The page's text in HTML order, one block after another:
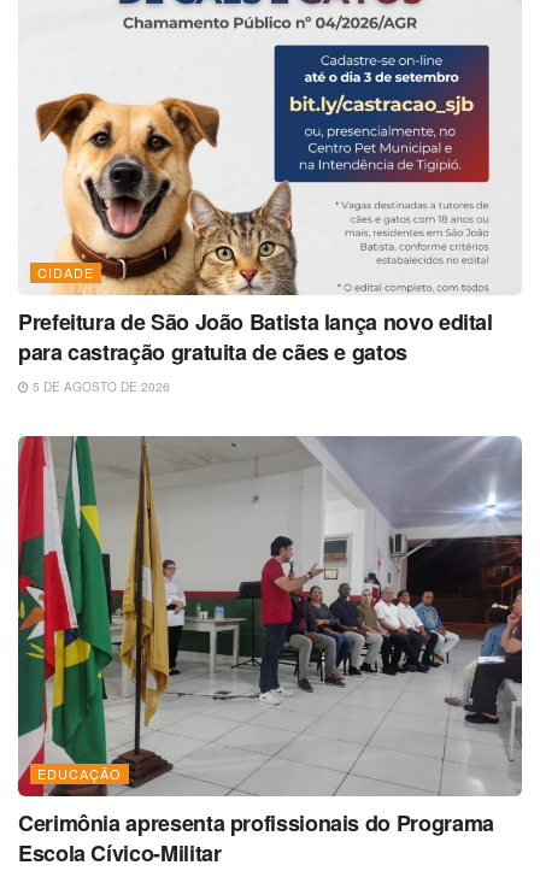
CIDADE
Prefeitura de São João Batista lança novo edital
para castração gratuita de cães e gatos
5 DE AGOSTO DE 2026
EDUCAÇÃO
Cerimônia apresenta profissionais do Programa
Escola Cívico-Militar